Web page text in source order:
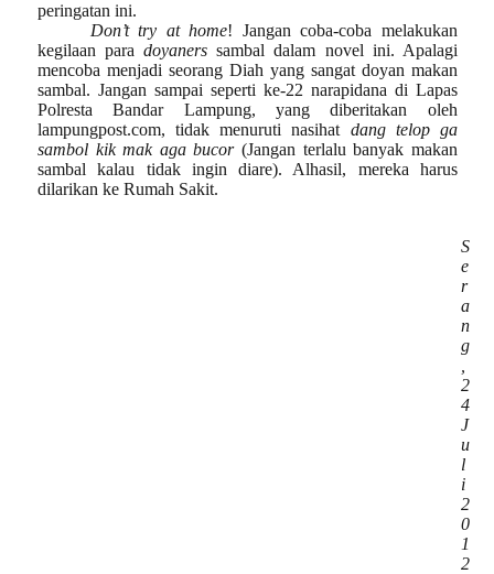
peringatan ini.
Don’t try at home! Jangan coba-coba melakukan
kegilaan paradoyaners sambal dalam novel ini. Apalagi
mencoba menjadi seorang Diah yang sangat doyan makan
sambal. Jangan sampai seperti ke-22 narapidana di Lapas
Polresta Bandar Lampung,
yang diberitakan oleh
lampungpost.com, tidak menuruti nasihat dang telop ga
sambol kik mak aga bucor(Jangan terlalu banyak makan
sambal kalau tidak ingin diare). Alhasil, mereka harus
dilarikan ke Rumah Sakit.
S
e
r
a
n
g
2
4
J
u
l
i
2
0
1
2